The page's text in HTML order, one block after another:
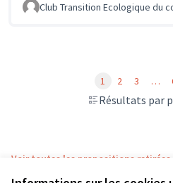
Club Transition Ecologique du
Résultats par
1 2 3 …
Voir toutes les propositions retirées